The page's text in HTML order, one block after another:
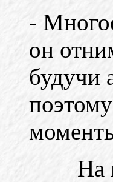
-
он
будучи
На